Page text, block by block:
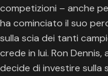
competizioni – anche
ha cominciato il suo
sulla scia dei tanti
crede in lui. Ron
decide di investire sulla